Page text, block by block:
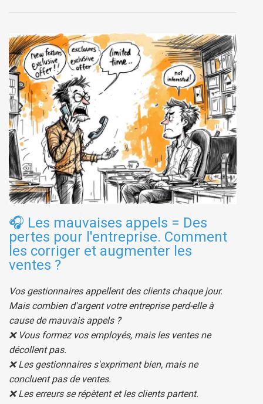
🎧 Les mauvaises appels = Des
pertes pour l'entreprise. Comment
les corriger et augmenter les
ventes ?
Vos gestionnaires appellent des clients chaque jour.
Mais combien d'argent votre entreprise perd-elle à
cause de mauvais appels ?
❌ Vous formez vos employés, mais les ventes ne
décollent pas.
❌ Les gestionnaires s'expriment bien, mais ne
concluent pas de ventes.
❌ Les erreurs se répètent et les clients partent.